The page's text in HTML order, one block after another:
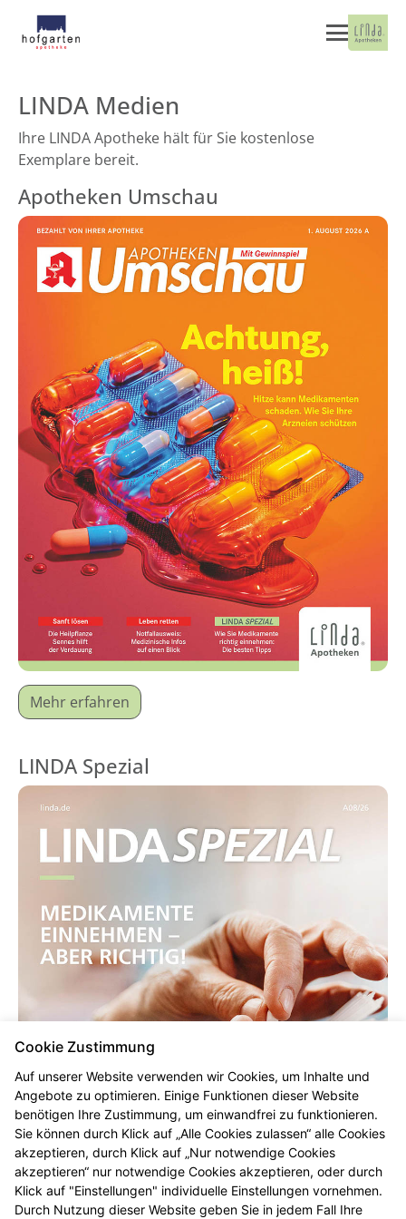
LINDA Medien
Ihre LINDA Apotheke hält für Sie kostenlose
Exemplare bereit.
Apotheken Umschau
Mehr erfahren
LINDA Spezial
Cookie Zustimmung
Auf unserer Website verwenden wir Cookies, um Inhalte und
Angebote zu optimieren. Einige Funktionen dieser Website
benötigen Ihre Zustimmung, um einwandfrei zu funktionieren.
Sie können durch Klick auf „Alle Cookies zulassen“ alle Cookies
akzeptieren, durch Klick auf „Nur notwendige Cookies
akzeptieren“ nur notwendige Cookies akzeptieren, oder durch
Klick auf "Einstellungen" individuelle Einstellungen vornehmen.
Durch Nutzung dieser Website geben Sie in jedem Fall Ihre